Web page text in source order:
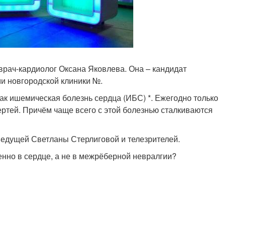
кардиолог Оксана Яковлева. Она – кандидат
новгородской клиники №.
ишемическая болезнь сердца (ИБС) *. Ежегодно только
Причём чаще всего с этой болезнью сталкиваются
Светланы Стерлиговой и телезрителей.
в сердце, а не в межрёберной невралгии?